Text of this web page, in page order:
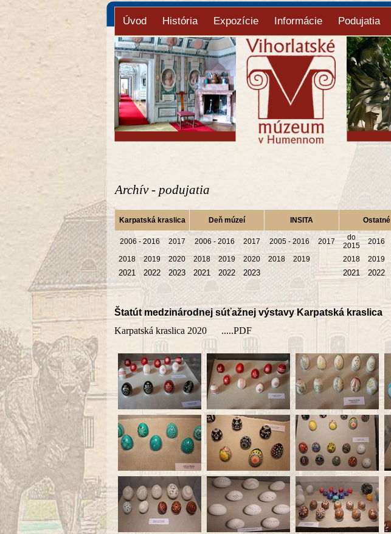
Úvod História Expozície Informácie Podujatia
Archív - podujatia
Štatút medzinárodnej súťažnej výstavy Karpatská kraslica
Karpatská kraslica Deň múzeí INSITA Ostatné
2006 - 2016
2017 2006 - 2016 2017 2005 - 2016 2017
do
2015
2016
2018 2019 2020 2018 2019 2020 2018 2019 2018 2019
2021 2022 2023 2021 2022 2023 2021 2022
Karpatská kraslica 2020 .....PDF